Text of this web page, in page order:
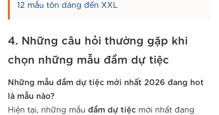
12 mẫu tôn dáng đến XXL
4. Những câu hỏi thường gặp khi
chọn những mẫu đầm dự tiệc
Những mẫu đầm dự tiệc mới nhất 2026 đang hot
là mẫu nào?
Hiện tại, những mẫu đầm dự tiệc mới nhất đang